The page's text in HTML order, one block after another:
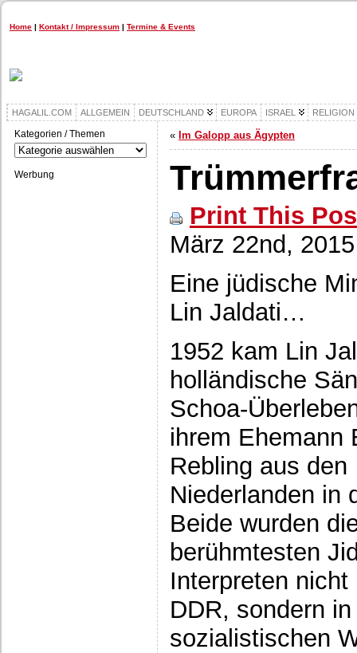
Home | Kontakt / Impressum | Termine & Events
HAGALIL.COM ALLGEMEIN DEUTSCHLAND EUROPA ISRAEL RELIGION
Kategorien / Themen
Kategorien
/
Themen
Werbung
« Im Galopp aus Ägypten
Print This
März 22nd, 2015
Eine jüdische
Lin Jaldati…
1952 kam Lin
holländische
Schoa-
ihrem Ehemann
Rebling aus den
Niederlanden in
Beide wurden
berühmtesten
Interpreten nicht
DDR, sondern
sozialistischen